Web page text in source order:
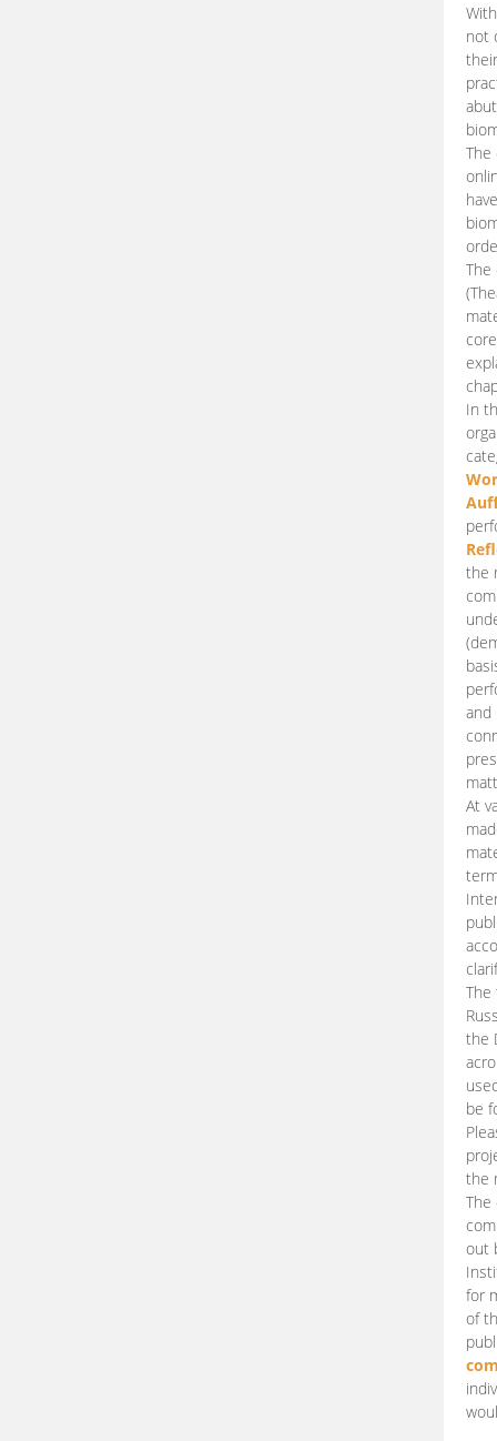
not
The
In
the
and
At
The
the
be
the
The
out
for
of